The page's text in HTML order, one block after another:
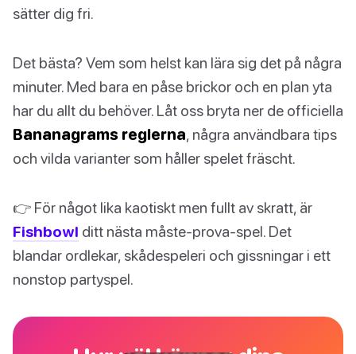
sätter dig fri.
Det bästa? Vem som helst kan lära sig det på några
minuter. Med bara en påse brickor och en plan yta
har du allt du behöver. Låt oss bryta ner de officiella
Bananagrams reglerna, några användbara tips
och vilda varianter som håller spelet fräscht.
👉 För något lika kaotiskt men fullt av skratt, är
Fishbowl ditt nästa måste-prova-spel. Det
blandar ordlekar, skådespeleri och gissningar i ett
nonstop partyspel.